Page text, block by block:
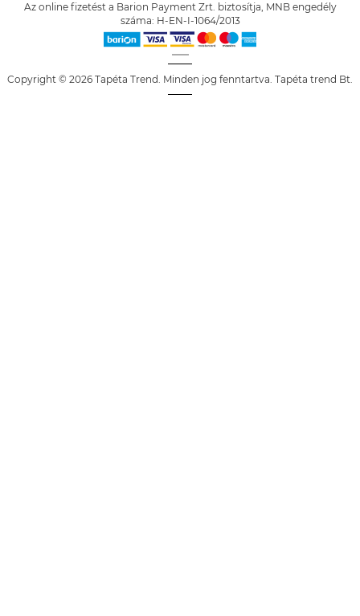
Az online fizetést a Barion Payment Zrt. biztosítja, MNB engedély
száma: H-EN-I-1064/2013
Copyright © 2026 Tapéta Trend. Minden jog fenntartva. Tapéta trend Bt.